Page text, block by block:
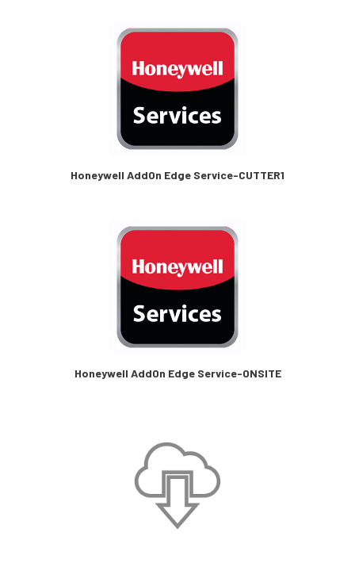
Honeywell AddOn Edge Service-CUTTER1
Honeywell AddOn Edge Service-ONSITE